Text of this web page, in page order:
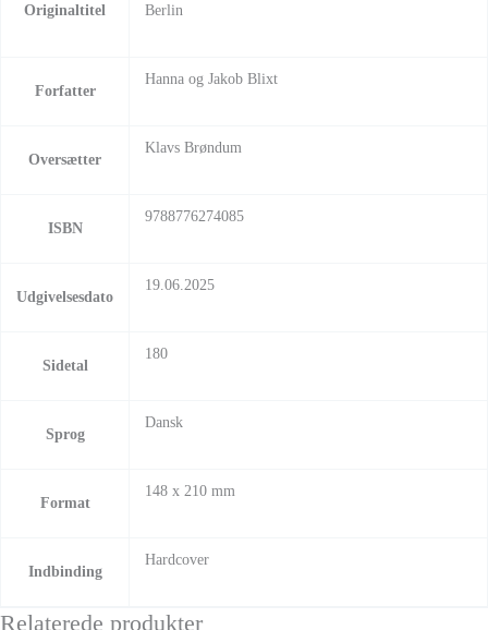
Originaltitel
Berlin
Forfatter
Hanna og Jakob Blixt
Oversætter
Klavs Brøndum
ISBN
9788776274085
Udgivelsesdato
19.06.2025
Sidetal
180
Sprog
Dansk
Format
148 x 210 mm
Indbinding
Hardcover
Relaterede produkter